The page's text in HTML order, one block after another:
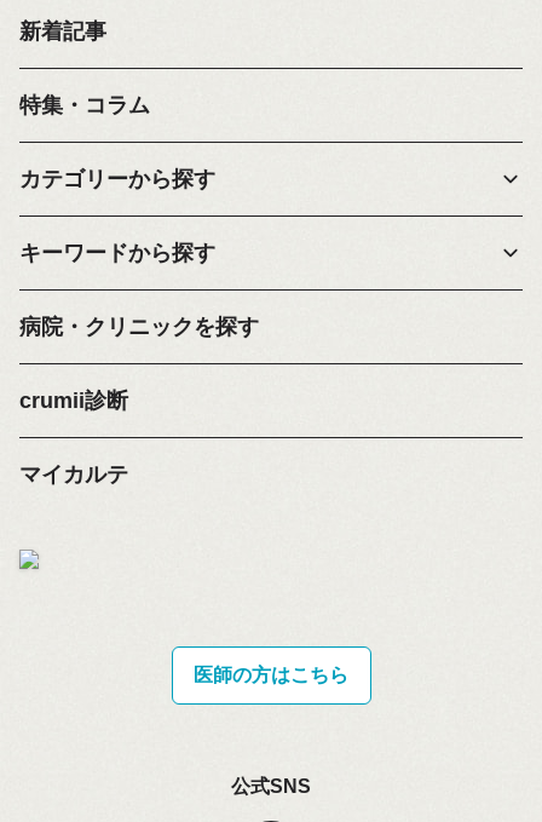
新着記事
特集・コラム
カテゴリーから探す
キーワードから探す
病院・クリニックを探す
crumii診断
マイカルテ
医師の方はこちら
公式SNS